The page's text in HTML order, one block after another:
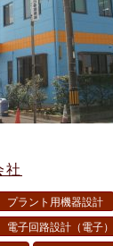
社
プラント用機器設計
電子回路設計（電子）